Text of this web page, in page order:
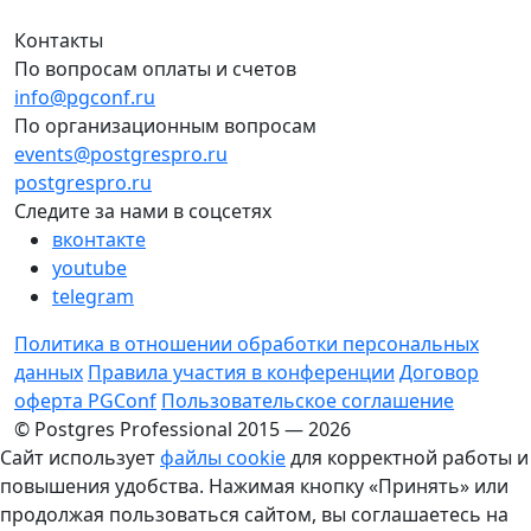
Контакты
По вопросам оплаты и счетов
info@pgconf.ru
По организационным вопросам
events@postgrespro.ru
postgrespro.ru
Следите за нами в соцсетях
вконтакте
youtube
telegram
Политика в отношении обработки персональных
данных Правила участия в конференции Договор
оферта PGConf Пользовательское соглашение
© Postgres Professional 2015 — 2026
Сайт используетфайлы cookieдля корректной работы и
повышения удобства. Нажимая кнопку «Принять» или
продолжая пользоваться сайтом, вы соглашаетесь на